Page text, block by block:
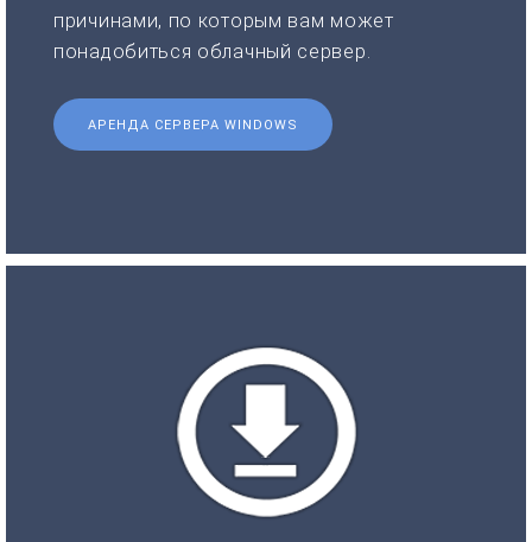
причинами, по которым вам может
понадобиться облачный сервер.
АРЕНДА СЕРВЕРА WINDOWS